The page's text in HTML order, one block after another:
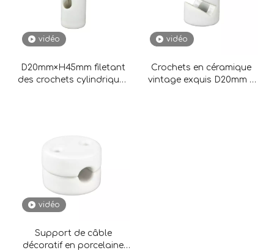
vidéo
D20mm×H45mm filetant
des crochets cylindriques
vidéo
Crochets en céramique
vintage exquis D20mm ×
vidéo
Support de câble
décoratif en porcelaine